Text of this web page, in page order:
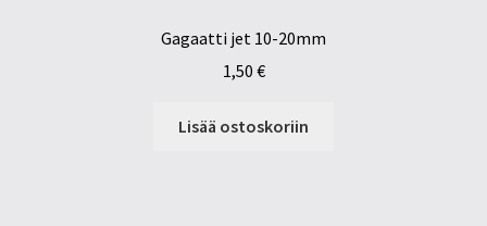
Gagaatti jet 10-20mm
1,50 €
Lisää ostoskoriin